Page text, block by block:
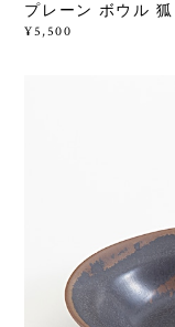
プレーン ボウル
¥5,500